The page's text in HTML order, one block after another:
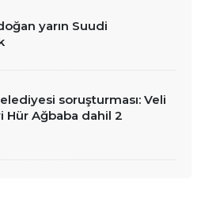
yarın Suudi
soruşturması: Veli
Hür Ağbaba dahil 2